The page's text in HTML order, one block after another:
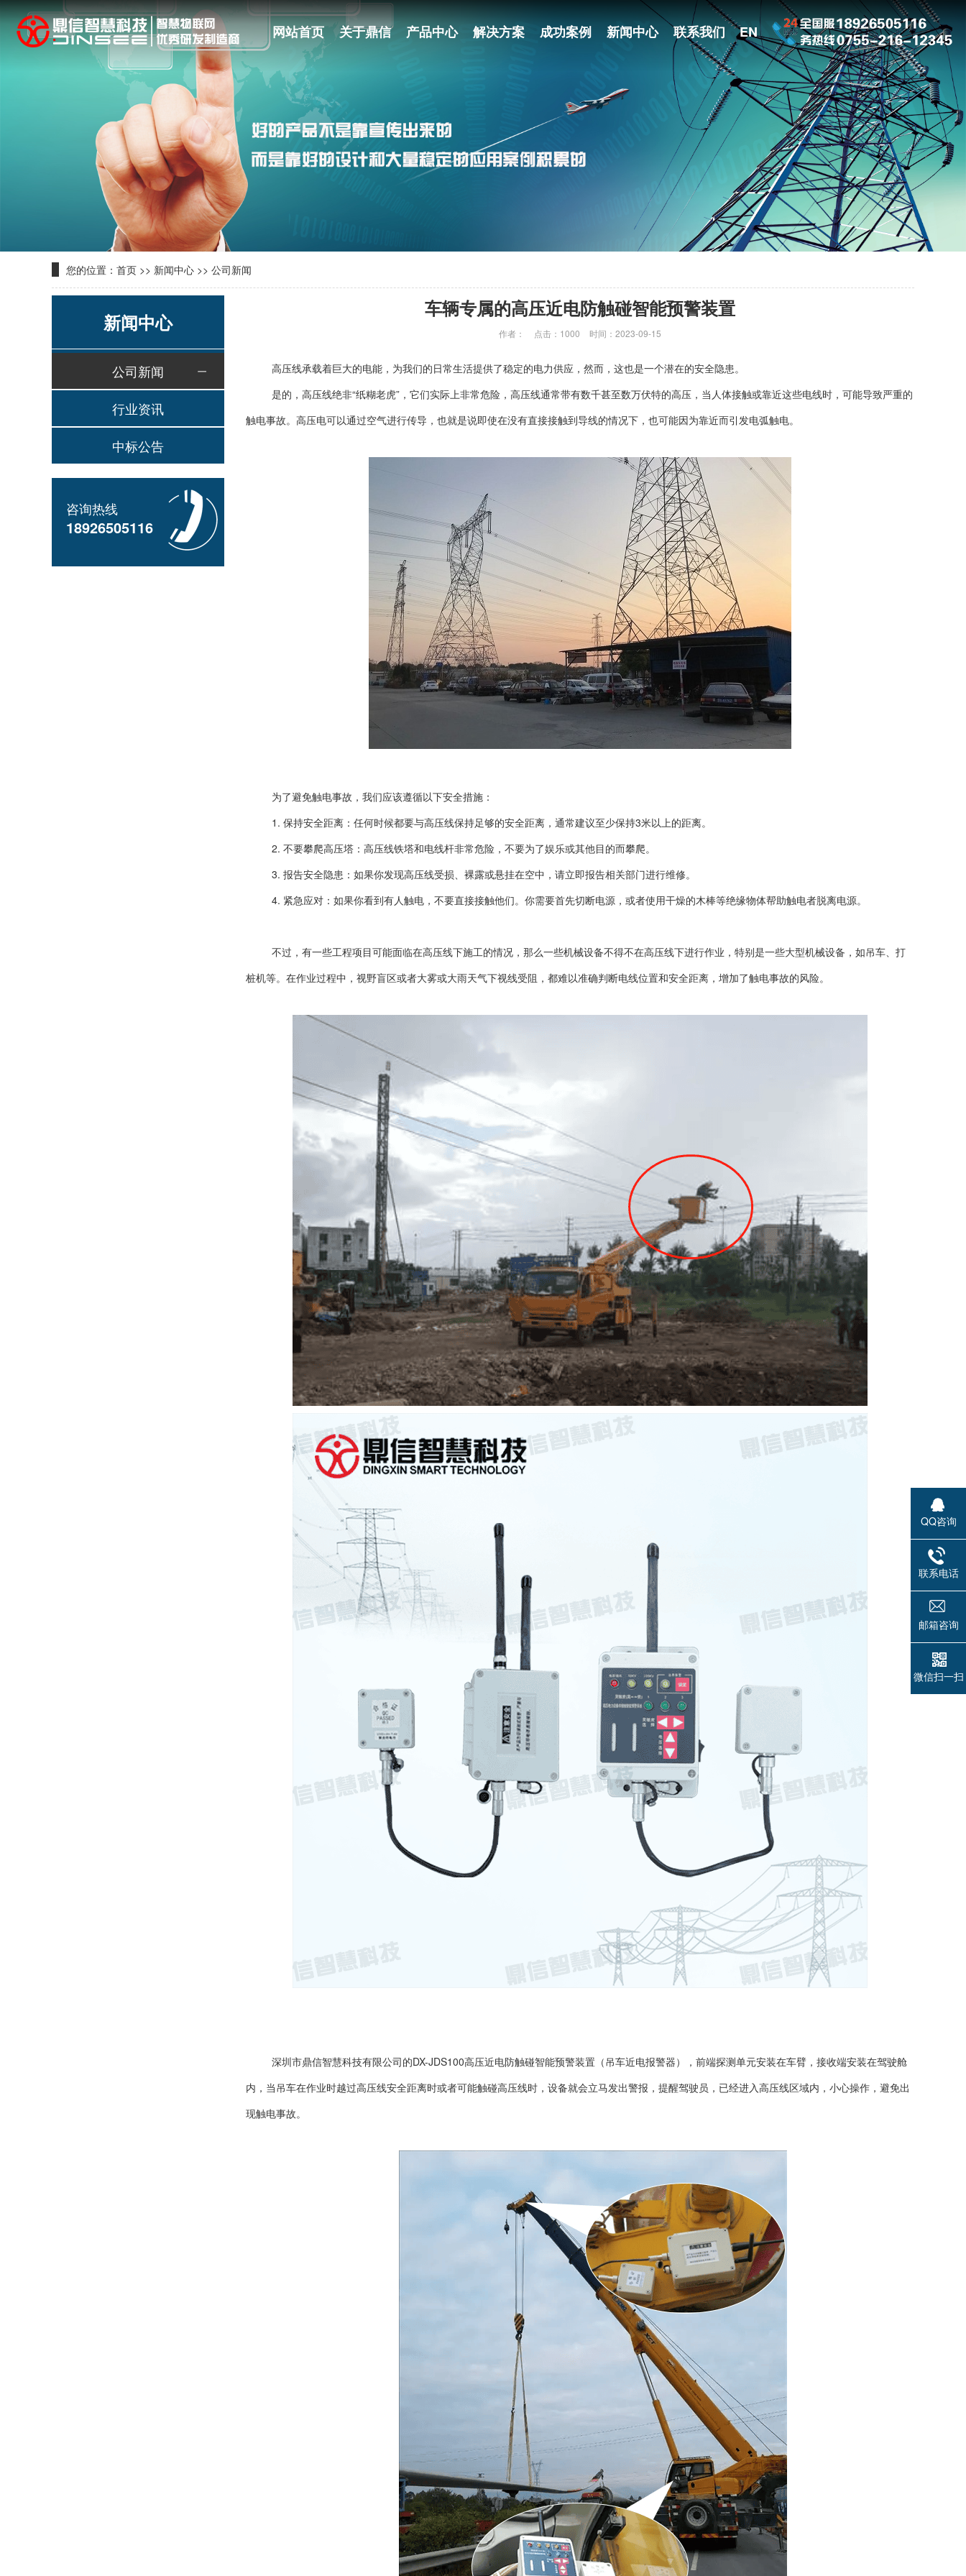
网站首页 关于鼎信 产品中心 解决方案 成功案例 新闻中心 联系我们 EN
您的位置： 首页 >> 新闻中心 >> 公司新闻
新闻中心
公司新闻
行业资讯
中标公告
咨询热线
18926505116
车辆专属的高压近电防触碰智能预警装置
作者： 点击：1000 时间：2023-09-15
高压线承载着巨大的电能，为我们的日常生活提供了稳定的电力供应，然而，这也是一个潜在的安全隐患。
是的，高压线绝非“纸糊老虎”，它们实际上非常危险，高压线通常带有数千甚至数万伏特的高压，当人体接触或靠近这些电线时，可能导致严重的
触电事故。高压电可以通过空气进行传导，也就是说即使在没有直接接触到导线的情况下，也可能因为靠近而引发电弧触电。
为了避免触电事故，我们应该遵循以下安全措施：
1. 保持安全距离：任何时候都要与高压线保持足够的安全距离，通常建议至少保持3米以上的距离。
2. 不要攀爬高压塔：高压线铁塔和电线杆非常危险，不要为了娱乐或其他目的而攀爬。
3. 报告安全隐患：如果你发现高压线受损、裸露或悬挂在空中，请立即报告相关部门进行维修。
4. 紧急应对：如果你看到有人触电，不要直接接触他们。你需要首先切断电源，或者使用干燥的木棒等绝缘物体帮助触电者脱离电源。
不过，有一些工程项目可能面临在高压线下施工的情况，那么一些机械设备不得不在高压线下进行作业，特别是一些大型机械设备，如吊车、打
桩机等。在作业过程中，视野盲区或者大雾或大雨天气下视线受阻，都难以准确判断电线位置和安全距离，增加了触电事故的风险。
深圳市鼎信智慧科技有限公司的DX-JDS100高压近电防触碰智能预警装置（吊车近电报警器），前端探测单元安装在车臂，接收端安装在驾驶舱
内，当吊车在作业时越过高压线安全距离时或者可能触碰高压线时，设备就会立马发出警报，提醒驾驶员，已经进入高压线区域内，小心操作，避免出
现触电事故。
QQ咨询
联系电话
邮箱咨询
微信扫一扫